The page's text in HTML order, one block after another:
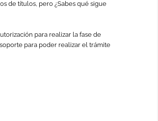
de títulos, pero ¿Sabes qué sigue
para realizar la fase de
para poder realizar el trámite